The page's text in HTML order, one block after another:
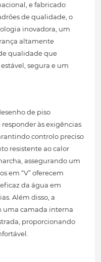
e fabricado
de qualidade, o
inovadora, um
altamente
qualidade que
segura e um
de piso
às exigências
controlo preciso
resistente ao calor
assegurando um
em “V” oferecem
da água em
Além disso, a
uma camada interna
proporcionando